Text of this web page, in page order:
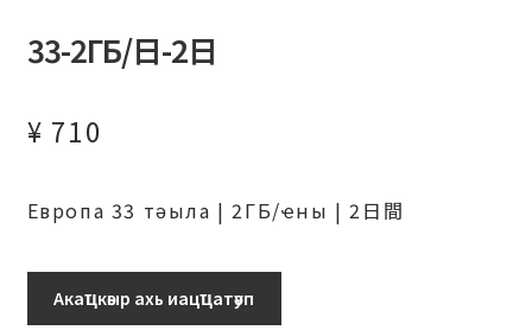
33-2ГБ/日-2日
¥ 710
Европа 33 тәыла | 2ГБ/ҽны | 2日間
Акаҵкәыр ахь иацҵатәуп